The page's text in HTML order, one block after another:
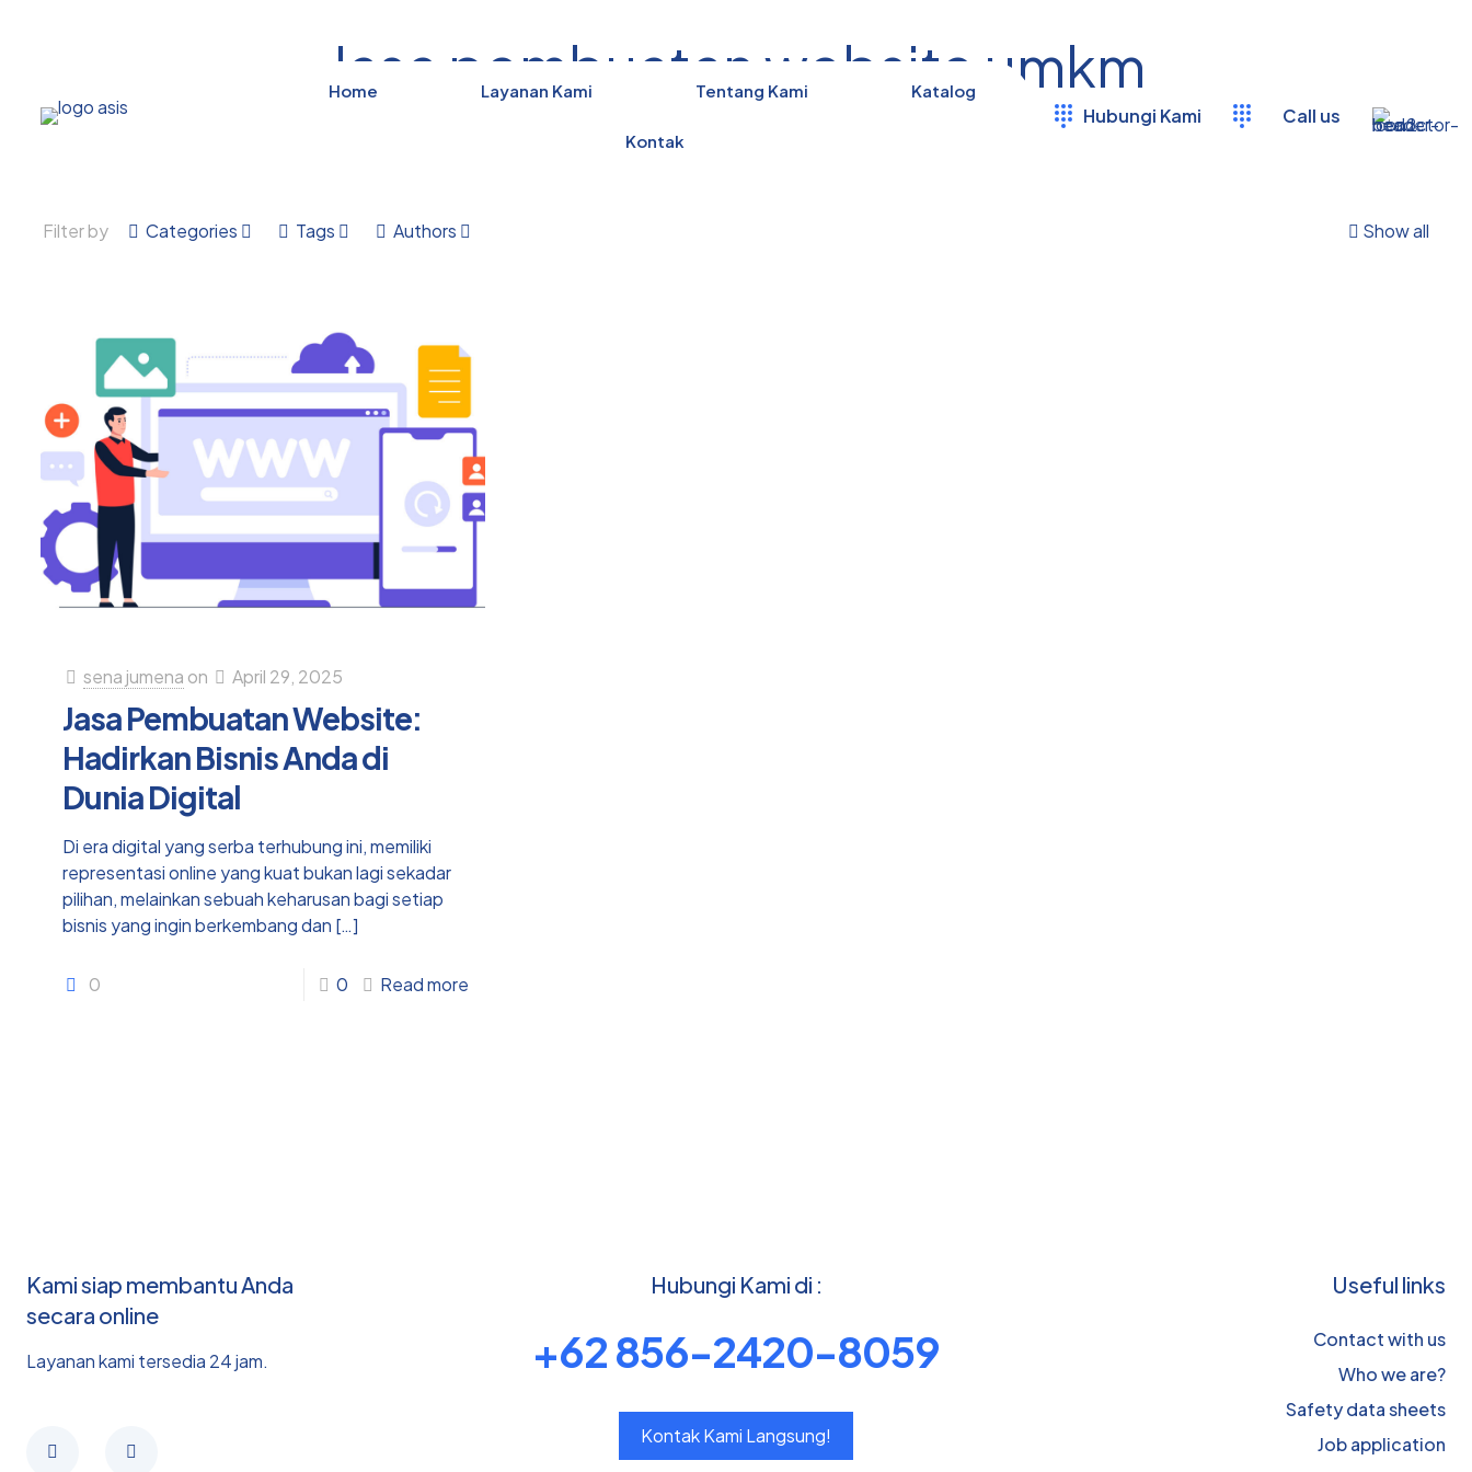
Home Layanan Kami Tentang Kami Katalog
Kontak
Hubungi Kami Call us
Jasa pembuatan website umkm
Filter by Categories Tags Authors Show all
sena jumena on April 29, 2025
Jasa Pembuatan Website:
Hadirkan Bisnis Anda di
Dunia Digital
Di era digital yang serba terhubung ini, memiliki
representasi online yang kuat bukan lagi sekadar
pilihan, melainkan sebuah keharusan bagi setiap
bisnis yang ingin berkembang dan […]
0 0 Read more
Kami siap membantu Anda
secara online
Layanan kami tersedia 24 jam.
Hubungi Kami di :
+62 856-2420-8059
Kontak Kami Langsung!
Useful links
Contact with us
Who we are?
Safety data sheets
Job application